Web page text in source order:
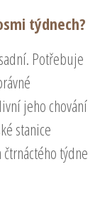
týdnech?
Potřebuje
jeho chování
stanice
týdne